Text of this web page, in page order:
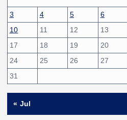
3
4 5 6
10
11 12 13
17
18 19 20
24
25 26 27
31
« Jul